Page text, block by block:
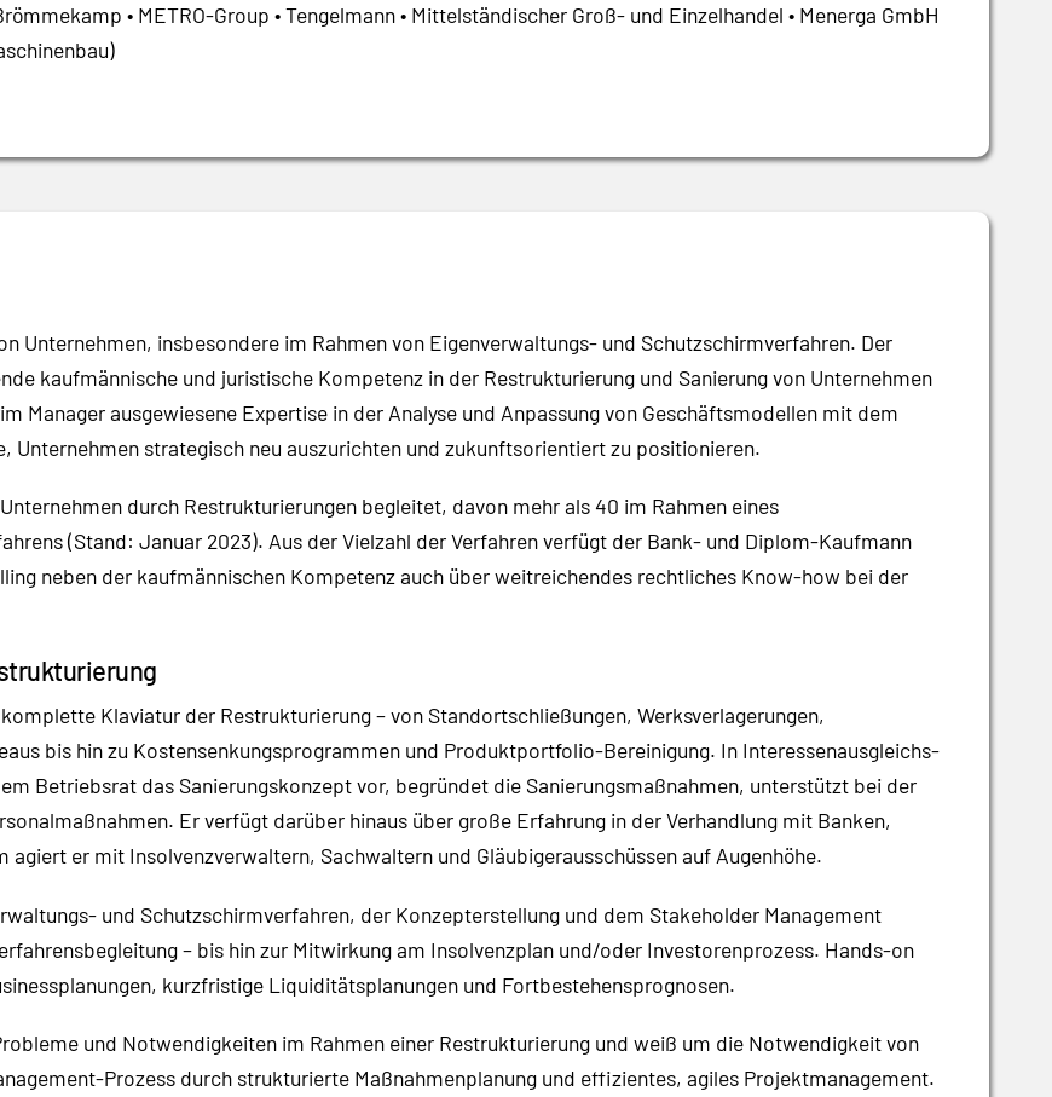
• METRO-Group • Tengelmann • Mittelständischer Groß- und Einzelhandel • Menerga GmbH
Unternehmen, insbesondere im Rahmen von Eigenverwaltungs- und Schutzschirmverfahren. Der
kaufmännische und juristische Kompetenz in der Restrukturierung und Sanierung von Unternehmen
Manager ausgewiesene Expertise in der Analyse und Anpassung von Geschäftsmodellen mit dem
Unternehmen strategisch neu auszurichten und zukunftsorientiert zu positionieren.
durch Restrukturierungen begleitet, davon mehr als 40 im Rahmen eines
(Stand: Januar 2023). Aus der Vielzahl der Verfahren verfügt der Bank- und Diplom-Kaufmann
neben der kaufmännischen Kompetenz auch über weitreichendes rechtliches Know-how bei der
Klaviatur der Restrukturierung – von Standortschließungen, Werksverlagerungen,
bis hin zu Kostensenkungsprogrammen und Produktportfolio-Bereinigung. In Interessenausgleichs-
Betriebsrat das Sanierungskonzept vor, begründet die Sanierungsmaßnahmen, unterstützt bei der
Er verfügt darüber hinaus über große Erfahrung in der Verhandlung mit Banken,
er mit Insolvenzverwaltern, Sachwaltern und Gläubigerausschüssen auf Augenhöhe.
und Schutzschirmverfahren, der Konzepterstellung und dem Stakeholder Management
– bis hin zur Mitwirkung am Insolvenzplan und/oder Investorenprozess. Hands-on
kurzfristige Liquiditätsplanungen und Fortbestehensprognosen.
und Notwendigkeiten im Rahmen einer Restrukturierung und weiß um die Notwendigkeit von
Prozess durch strukturierte Maßnahmenplanung und effizientes, agiles Projektmanagement.